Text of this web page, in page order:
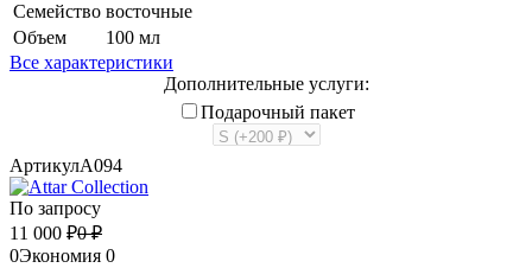
Семейство восточные
Объем
100 мл
Все характеристики
Дополнительные услуги:
Подарочный пакет
АртикулA094
По запросу
11 000 ₽0 ₽
0Экономия 0